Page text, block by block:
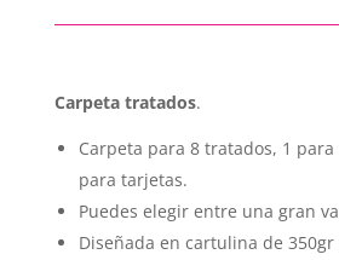
Carpeta tratados.
Carpeta para 8 tratados, 1 para
para tarjetas.
Puedes elegir entre una gran
Diseñada en cartulina de